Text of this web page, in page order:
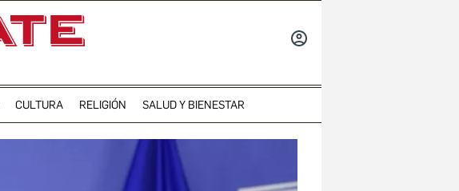
CULTURA RELIGIÓN SALUD Y BIENESTAR